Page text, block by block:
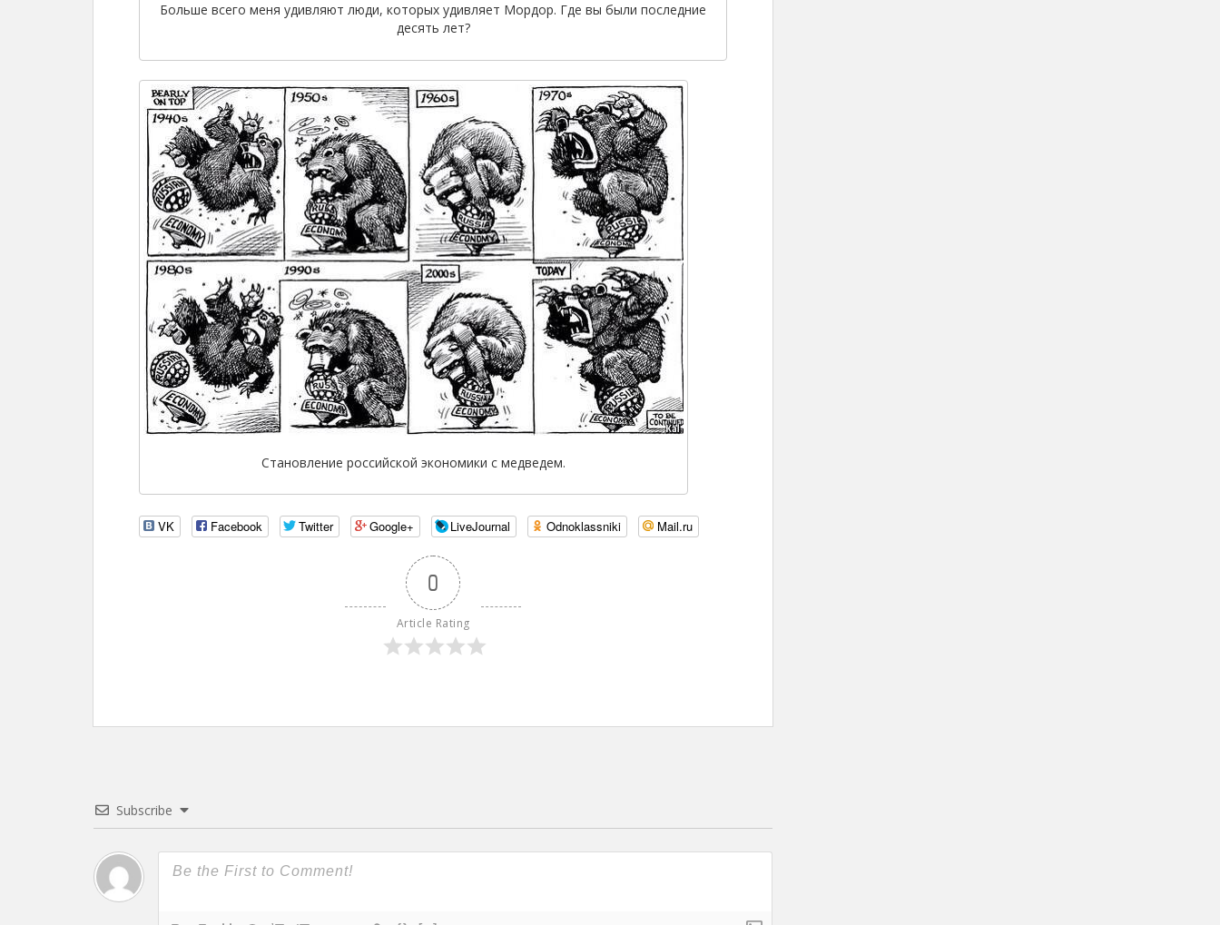
Больше всего меня удивляют люди, которых удивляет Мордор. Где вы были последние
десять лет?
Становление российской экономики с медведем.
VK Facebook Twitter Google+ LiveJournal Odnoklassniki Mail.ru
0
Article Rating
Subscribe